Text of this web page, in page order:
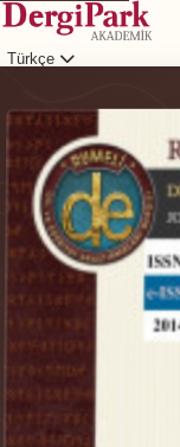
Türkçe